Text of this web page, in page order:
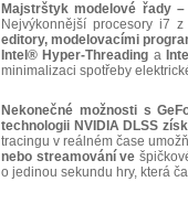
Majstrštyk modelové řady
Nejvýkonnější procesory i7
editory, modelovacími
Intel® Hyper-Threading a
minimalizaci spotřeby
Nekonečné možnosti s
technologii NVIDIA DLSS
tracingu v reálném čase
nebo streamování ve
o jedinou sekundu hry, která